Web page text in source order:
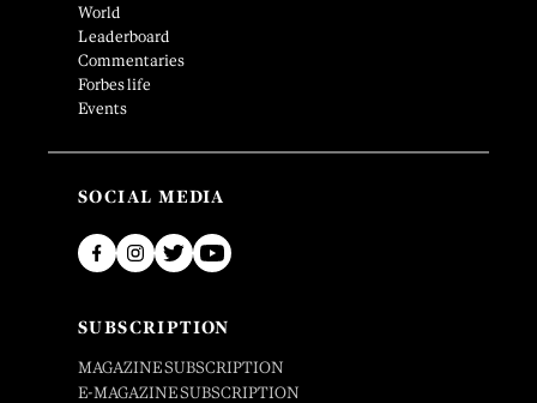
World
Leaderboard
Commentaries
Forbes life
Events
SOCIAL MEDIA
SUBSCRIPTION
MAGAZINE SUBSCRIPTION
E-MAGAZINE SUBSCRIPTION